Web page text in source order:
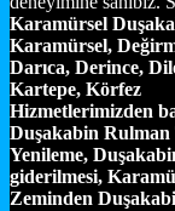
Karamürsel
Karamürsel,
Darıca, Derince,
Kartepe, Körfez
Hizmetlerimizden
Duşakabin Rulman
Yenileme,
giderilmesi,
Zeminden